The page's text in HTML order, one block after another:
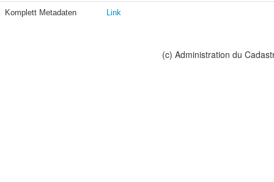
Komplett Metadaten Link
(c) Administration du